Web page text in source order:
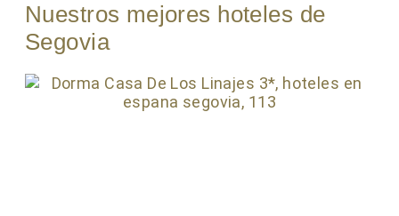
Nuestros mejores hoteles de
Segovia